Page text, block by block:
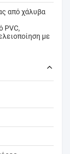
από χάλυβα
PVC,
με